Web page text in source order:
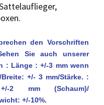
den Vorschriften
Sie auch unserer
: Länge : +/-3 mm wenn
+/- 3 mm/Stärke. :
2 mm (Schaum)/
+/-10%.